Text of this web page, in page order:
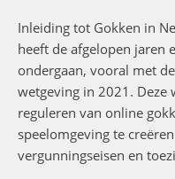
Inleiding tot Gokken in
heeft de afgelopen jaren
ondergaan, vooral met
wetgeving in 2021. Deze
reguleren van online
speelomgeving te
vergunningseisen en